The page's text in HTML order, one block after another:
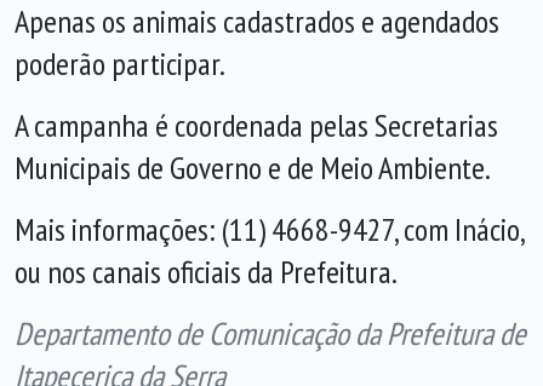
Apenas os animais cadastrados e agendados
poderão participar.
A campanha é coordenada pelas Secretarias
Municipais de Governo e de Meio Ambiente.
Mais informações: (11) 4668-9427, com Inácio,
ou nos canais oficiais da Prefeitura.
Departamento de Comunicação da Prefeitura de
Itapecerica da Serra